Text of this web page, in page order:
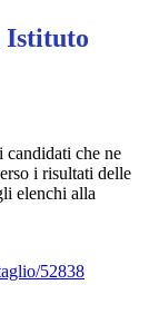
Istituto
candidati che ne
i risultati delle
elenchi alla
52838